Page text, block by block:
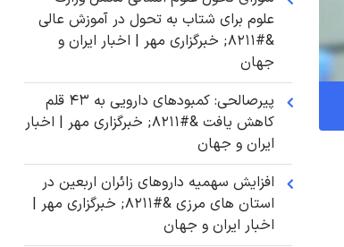
علوم برای شتاب به تحول در آموزش عالی
&#۸۲۱۱; خبرگزاری مهر | اخبار ایران و
جهان
پیرصالحی: کمبودهای دارویی به ۴۳ قلم
کاهش یافت &#۸۲۱۱; خبرگزاری مهر | اخبار
ایران و جهان
افزایش سهمیه داروهای زائران اربعین در
استان های مرزی &#۸۲۱۱; خبرگزاری مهر |
اخبار ایران و جهان